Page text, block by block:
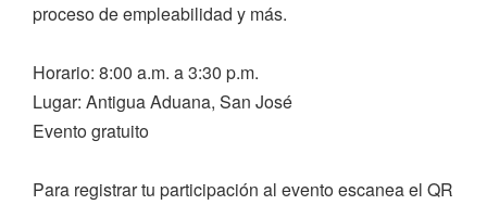
proceso de empleabilidad y más.
Horario: 8:00 a.m. a 3:30 p.m.
Lugar: Antigua Aduana, San José
Evento gratuito
Para registrar tu participación al evento escanea el QR